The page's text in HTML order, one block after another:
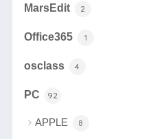
MarsEdit 2
Office365 1
osclass 4
PC 92
APPLE 8